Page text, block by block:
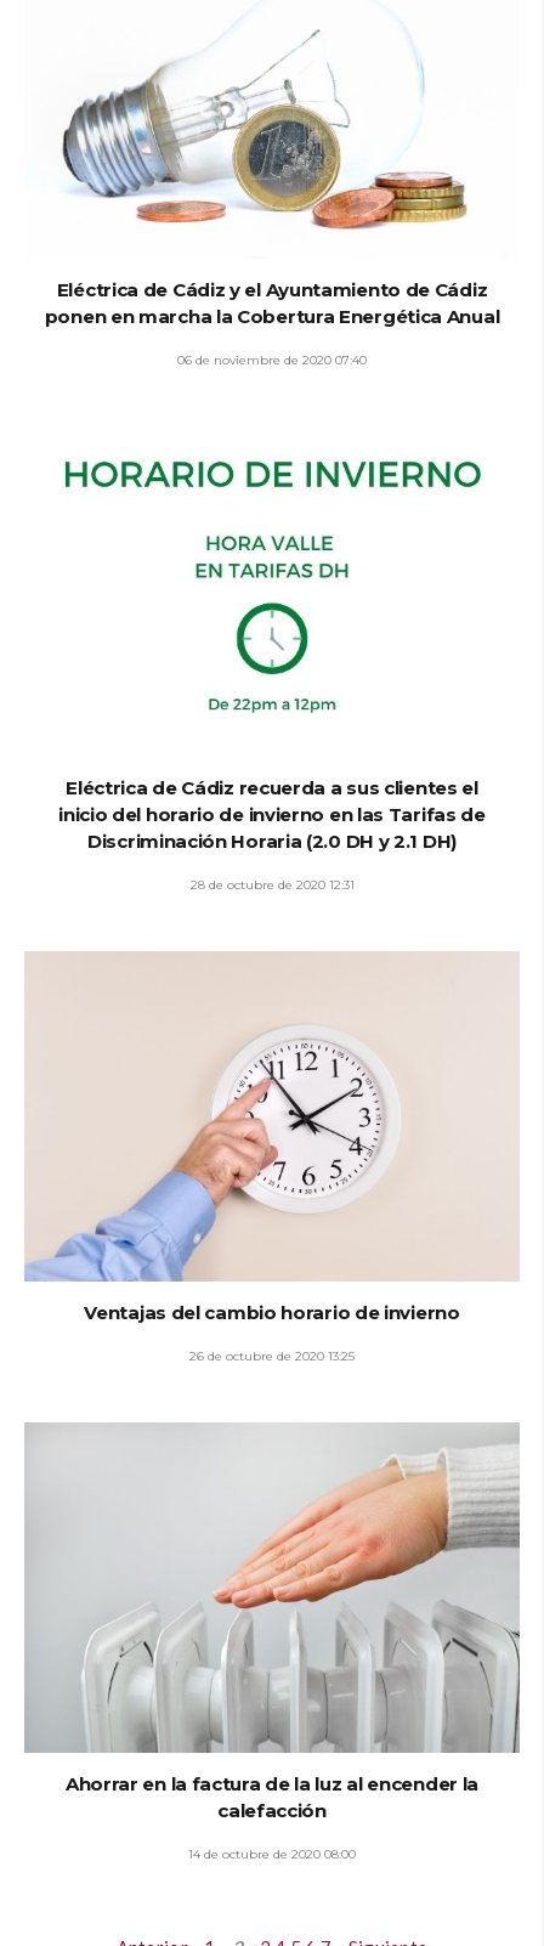
Eléctrica de Cádiz y el Ayuntamiento de Cádiz
ponen en marcha la Cobertura Energética Anual
06 de noviembre de 2020 07:40
Eléctrica de Cádiz recuerda a sus clientes el
inicio del horario de invierno en las Tarifas de
Discriminación Horaria (2.0 DH y 2.1 DH)
28 de octubre de 2020 12:31
Ventajas del cambio horario de invierno
26 de octubre de 2020 13:25
Ahorrar en la factura de la luz al encender la
calefacción
14 de octubre de 2020 08:00